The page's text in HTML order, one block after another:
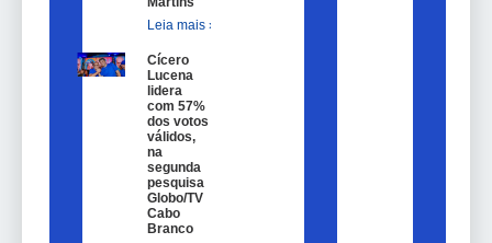
Leia mais »
Cícero
Lucena
lidera
com 57%
dos votos
válidos,
na
segunda
pesquisa
Globo/TV
Cabo
Branco